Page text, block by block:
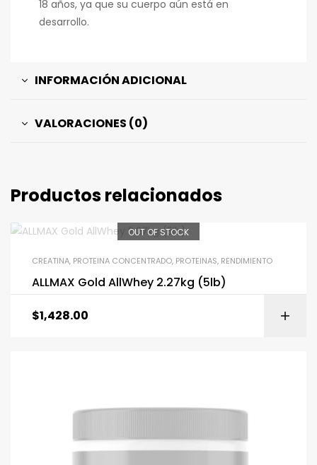
18 años, ya que su cuerpo aún está en
desarrollo.
INFORMACIÓN ADICIONAL
VALORACIONES (0)
Productos relacionados
OUT OF STOCK
CREATINA, PROTEINA CONCENTRADO, PROTEINAS, RENDIMIENTO
ALLMAX Gold AllWhey 2.27kg (5lb)
$1,428.00